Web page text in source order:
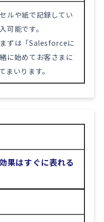
ルや紙で記録してい
可能です。
ずは「Salesforceに
に始めてお客さまに
いります。
果はすぐに表れる